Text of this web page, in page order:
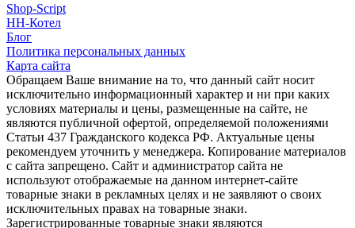
Shop-Script
НН-Котел
Блог
Политика персональных данных
Карта сайта
Обращаем Ваше внимание на то, что данный сайт носит
исключительно информационный характер и ни при каких
условиях материалы и цены, размещенные на сайте, не
являются публичной офертой, определяемой положениями
Статьи 437 Гражданского кодекса РФ. Актуальные цены
рекомендуем уточнить у менеджера. Копирование материалов
с сайта запрещено. Сайт и администратор сайта не
используют отображаемые на данном интернет-сайте
товарные знаки в рекламных целях и не заявляют о своих
исключительных правах на товарные знаки.
Зарегистрированные товарные знаки являются